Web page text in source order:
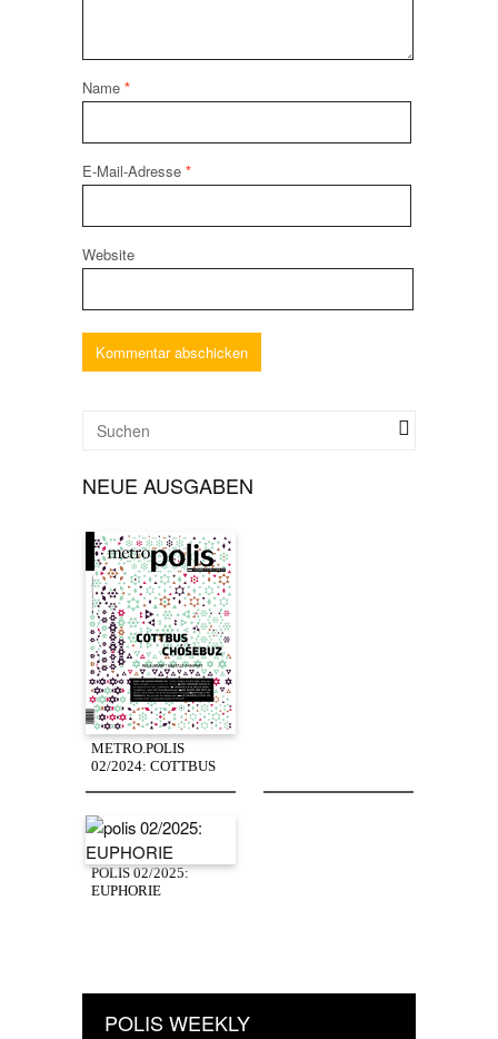
Name *
E-Mail-Adresse *
Website
NEUE AUSGABEN
METRO.POLIS
02/2024: COTTBUS
POLIS 02/2025:
EUPHORIE
POLIS WEEKLY